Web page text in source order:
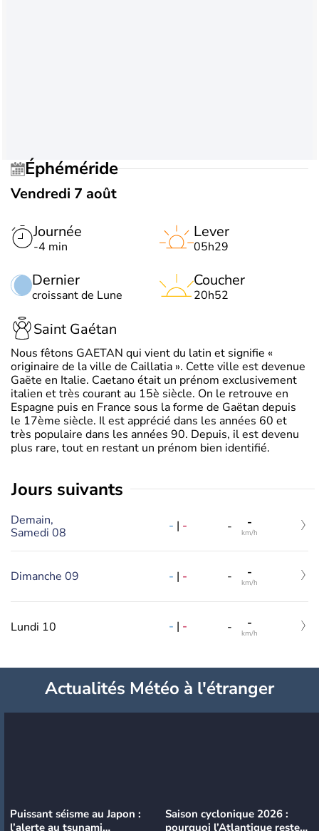
Éphéméride
Vendredi 7 août
Journée
-4 min
Dernier
croissant de Lune
Lever
05h29
Coucher
20h52
Saint Gaétan
Nous fêtons GAETAN qui vient du latin et signifie «
originaire de la ville de Caillatia ». Cette ville est devenue
Gaëte en Italie. Caetano était un prénom exclusivement
italien et très courant au 15è siècle. On le retrouve en
Espagne puis en France sous la forme de Gaëtan depuis
le 17ème siècle. Il est apprécié dans les années 60 et
très populaire dans les années 90. Depuis, il est devenu
plus rare, tout en restant un prénom bien identifié.
jours suivants
Demain,
Samedi 08
- | - - -
km/h
Dimanche 09 - | - - -
km/h
Lundi 10 - | - - -
km/h
Actualités Météo à l'étranger
Puissant séisme au Japon :
l’alerte au tsunami
Saison cyclonique 2026 :
pourquoi l’Atlantique reste